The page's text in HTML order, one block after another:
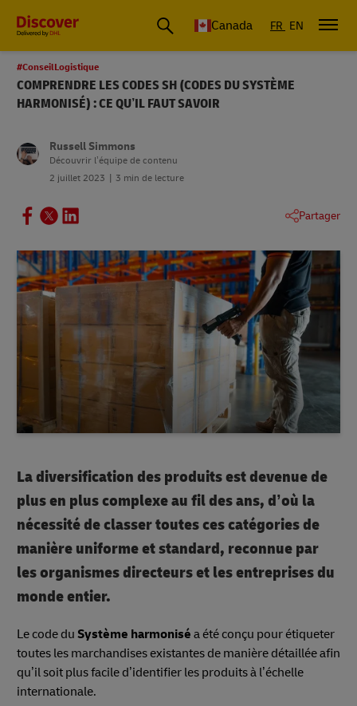
Canada FR EN
#ConseilLogistique
COMPRENDRE LES CODES SH (CODES DU SYSTÈME
HARMONISÉ) : CE QU’IL FAUT SAVOIR
Russell Simmons
Découvrir l’équipe de contenu
2 juillet 2023
3 min de lecture
Partager
La diversification des produits est devenue de
plus en plus complexe au fil des ans, d’où la
nécessité de classer toutes ces catégories de
manière uniforme et standard, reconnue par
les organismes directeurs et les entreprises du
monde entier.
Le code du Système harmonisé a été conçu pour étiqueter
toutes les marchandises existantes de manière détaillée afin
qu’il soit plus facile d’identifier les produits à l’échelle
internationale.